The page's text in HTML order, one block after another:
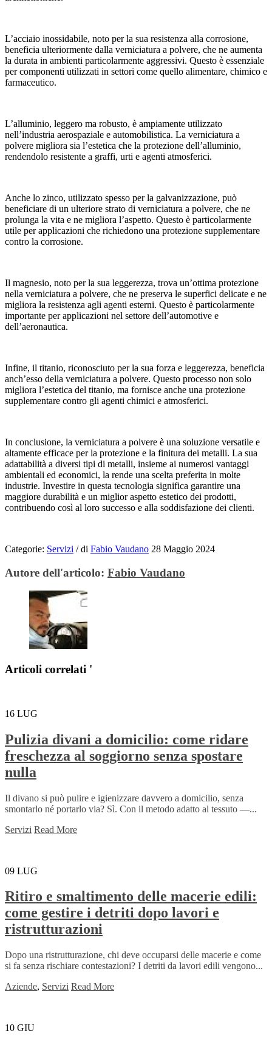
L’acciaio inossidabile, noto per la sua resistenza alla corrosione,
beneficia ulteriormente dalla verniciatura a polvere, che ne aumenta
la durata in ambienti particolarmente aggressivi. Questo è essenziale
per componenti utilizzati in settori come quello alimentare, chimico e
farmaceutico.
L’alluminio, leggero ma robusto, è ampiamente utilizzato
nell’industria aerospaziale e automobilistica. La verniciatura a
polvere migliora sia l’estetica che la protezione dell’alluminio,
rendendolo resistente a graffi, urti e agenti atmosferici.
Anche lo zinco, utilizzato spesso per la galvanizzazione, può
beneficiare di un ulteriore strato di verniciatura a polvere, che ne
prolunga la vita e ne migliora l’aspetto. Questo è particolarmente
utile per applicazioni che richiedono una protezione supplementare
contro la corrosione.
Il magnesio, noto per la sua leggerezza, trova un’ottima protezione
nella verniciatura a polvere, che ne preserva le superfici delicate e ne
migliora la resistenza agli agenti esterni. Questo è particolarmente
importante per applicazioni nel settore dell’automotive e
dell’aeronautica.
Infine, il titanio, riconosciuto per la sua forza e leggerezza, beneficia
anch’esso della verniciatura a polvere. Questo processo non solo
migliora l’estetica del titanio, ma fornisce anche una protezione
supplementare contro gli agenti chimici e atmosferici.
In conclusione, la verniciatura a polvere è una soluzione versatile e
altamente efficace per la protezione e la finitura dei metalli. La sua
adattabilità a diversi tipi di metalli, insieme ai numerosi vantaggi
ambientali ed economici, la rende una scelta preferita in molte
industrie. Investire in questa tecnologia significa garantire una
maggiore durabilità e un miglior aspetto estetico dei prodotti,
contribuendo così al loro successo e alla soddisfazione dei clienti.
Categorie: Servizi /di Fabio Vaudano 28 Maggio 2024
Autore dell'articolo: Fabio Vaudano
Articoli correlati '
16 LUG
Pulizia divani a domicilio: come ridare
freschezza al soggiorno senza spostare
nulla
Il divano si può pulire e igienizzare davvero a domicilio, senza
smontarlo né portarlo via? Sì. Con il metodo adatto al tessuto —...
Servizi Read More
09 LUG
Ritiro e smaltimento delle macerie edili:
come gestire i detriti dopo lavori e
ristrutturazioni
Dopo una ristrutturazione, chi deve occuparsi delle macerie e come
si fa senza rischiare contestazioni? I detriti da lavori edili vengono...
Aziende, Servizi Read More
10 GIU